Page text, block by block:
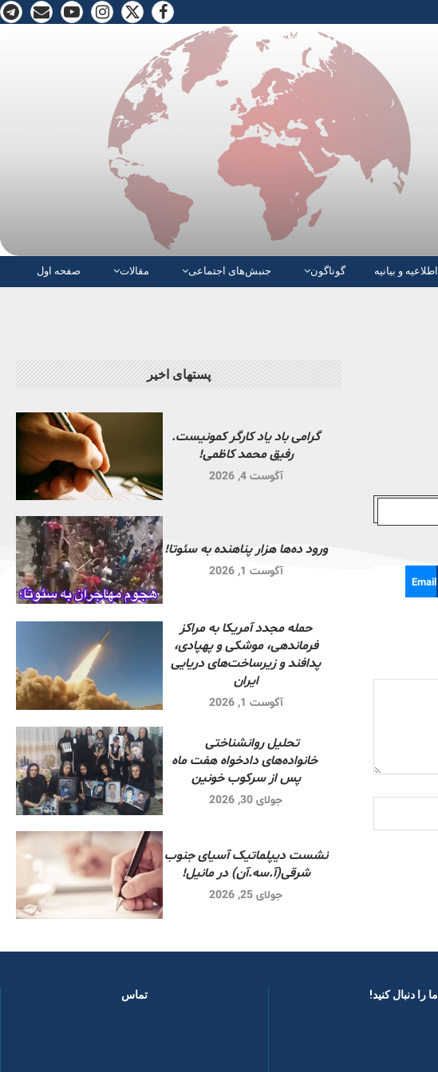
صفحە اول مقالات جنبش‌های اجتماعی گوناگون اطلاعیه و بیانیه
Email
پستهای اخیر
گرامی باد یاد کارگر کمونیست.
رفیق محمد کاظمی!
آگوست 4, 2026
ورود ده‌ها هزار پناهنده به سئوتا!
آگوست 1, 2026
حمله مجدد آمریکا به مراکز
فرماندهی، موشکی و پهپادی،
پدافند و زیرساخت‌های دریایی
ایران
آگوست 1, 2026
تحلیل روانشناختی
خانواده‌های دادخواه هفت ماه
پس از سرکوب خونین
جولای 30, 2026
نشست دیپلماتیک آسیای جنوب
شرقی‌(آ.سه.آن) در مانیل!
جولای 25, 2026
ما را دنبال کنید! ​ تماس